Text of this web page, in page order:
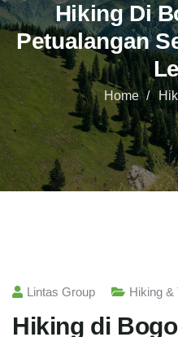
Hiking Di
Petualangan
Home
Lintas Group Hiking &
Hiking di